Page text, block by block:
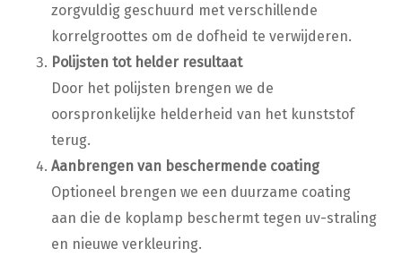
zorgvuldig geschuurd met verschillende
korrelgroottes om de dofheid te verwijderen.
Polijsten tot helder resultaat
Door het polijsten brengen we de
oorspronkelijke helderheid van het kunststof
terug.
Aanbrengen van beschermende coating
Optioneel brengen we een duurzame coating
aan die de koplamp beschermt tegen uv-straling
en nieuwe verkleuring.